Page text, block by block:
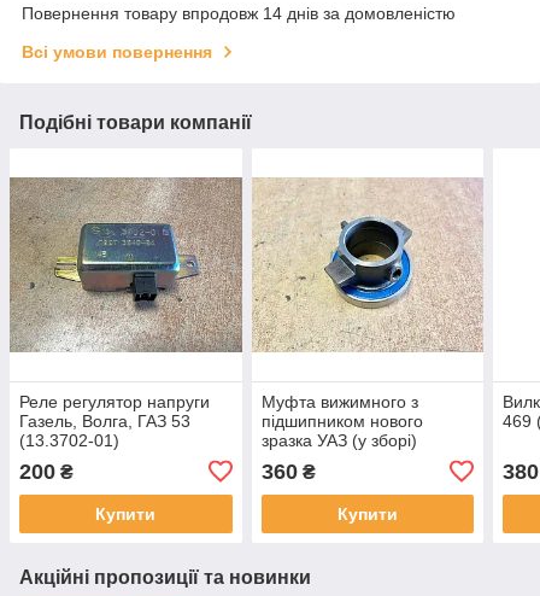
Повернення товару впродовж 14 днів за домовленістю
Всі умови повернення
Подібні товари компанії
Реле регулятор напруги
Газель, Волга, ГАЗ 53
(13.3702-01)
200 ₴
Купити
Муфта вижимного з
підшипником нового
зразка УАЗ (у зборі)
360₴
Купити
469
380
Акційні пропозиції та новинки